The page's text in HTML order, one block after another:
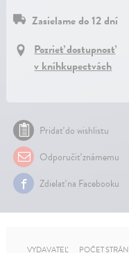
Zasielame do 12 dní
Pozrieť dostupnosť
v kníhkupectvách
Pridať do wishlistu
Odporučiť známemu
Zdielať na Facebooku
VYDAVATEĽ POČET STRÁN